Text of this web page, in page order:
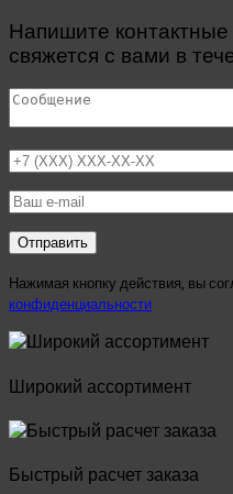
Напишите
свяжется с вами в
Нажимая кнопку действия, вы
конфиденциальности
Широкий ассортимент
Быстрый расчет заказа